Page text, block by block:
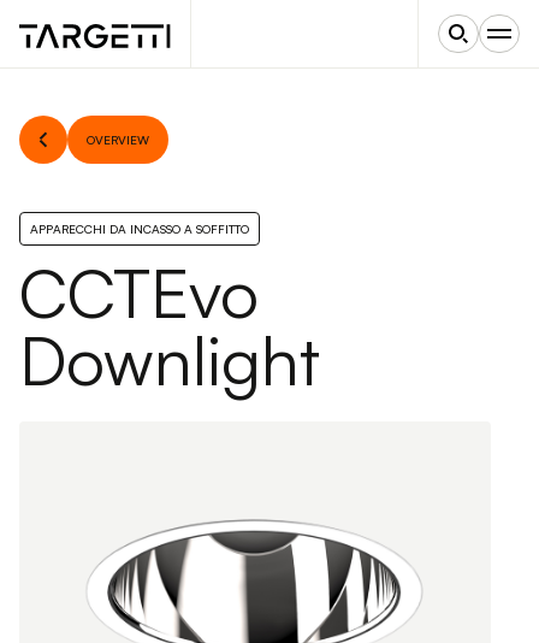
OVERVIEW
APPARECCHI DA INCASSO A SOFFITTO
CCTEvo
Downlight